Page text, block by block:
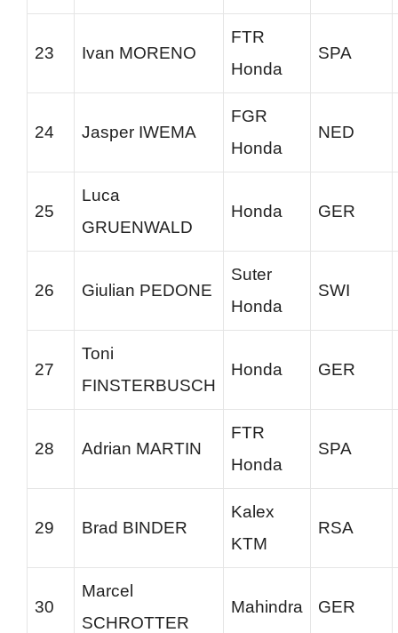
23 Ivan MORENO
FTR
Honda
SPA
24 Jasper IWEMA
FGR
Honda
NED
25
Luca
GRUENWALD
Honda GER
26 Giulian PEDONE
Suter
Honda
SWI
27
Toni
FINSTERBUSCH
Honda GER
28 Adrian MARTIN
FTR
Honda
SPA
29 Brad BINDER
Kalex
KTM
RSA
30
Marcel
SCHROTTER
Mahindra GER